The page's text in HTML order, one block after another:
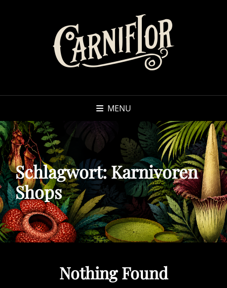
MENU
Schlagwort:Karnivoren
Shops
Nothing Found